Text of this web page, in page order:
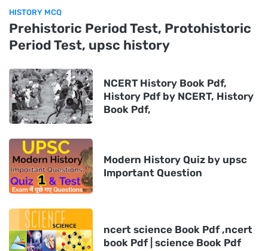
HISTORY MCQ
Prehistoric Period Test, Protohistoric
Period Test, upsc history
NCERT History Book Pdf,
History Pdf by NCERT, History
Book Pdf,
Modern History Quiz by upsc
Important Question
ncert science Book Pdf ,ncert
book Pdf | science Book Pdf